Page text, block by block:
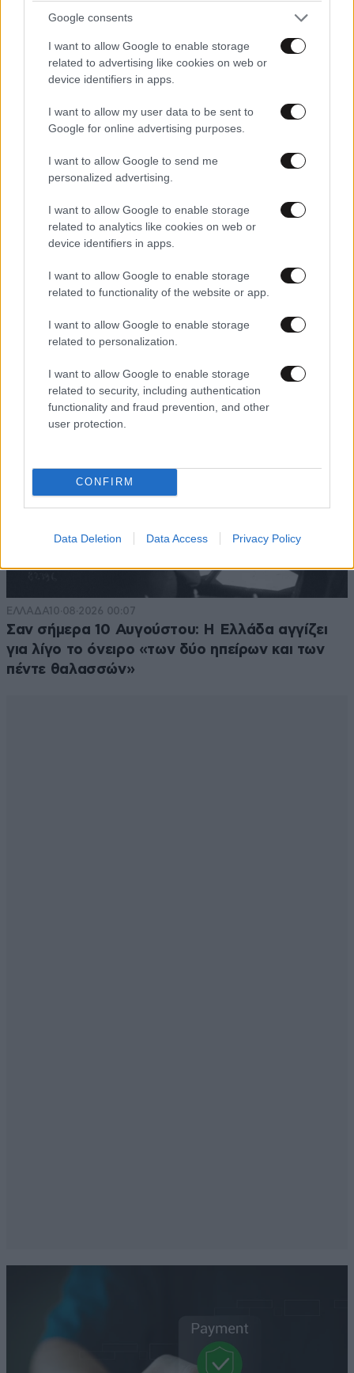
Google consents
I want to allow Google to enable storage
related to advertising like cookies on web or
device identifiers in apps.
I want to allow my user data to be sent to
Google for online advertising purposes.
I want to allow Google to send me
personalized advertising.
I want to allow Google to enable storage
related to analytics like cookies on web or
device identifiers in apps.
I want to allow Google to enable storage
related to functionality of the website or app.
I want to allow Google to enable storage
related to personalization.
I want to allow Google to enable storage
related to security, including authentication
functionality and fraud prevention, and other
user protection.
CONFIRM
Data Deletion Data Access Privacy Policy
και μάθετε πρώτοι όλες τις ειδήσεις
TRENDING
ΕΛΛΑΔΑ10·08·2026 00:07
Σαν σήμερα 10 Αυγούστου: Η Ελλάδα αγγίζει
για λίγο το όνειρο «των δύο ηπείρων και των
πέντε θαλασσών»